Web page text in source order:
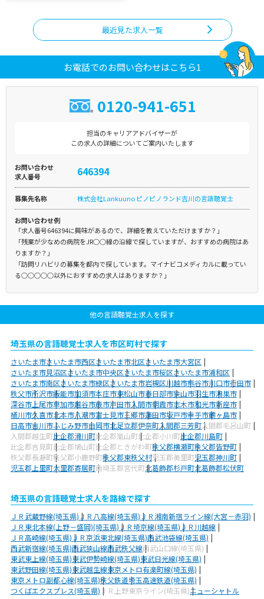
最近見た求人一覧
お電話でのお問い合わせはこちら1
0120-941-651
担当のキャリアアドバイザーが
この求人の詳細についてご案内いたします
お問い合わせ
求人番号
646394
募集先名称 株式会社Lankuuno ピノピノランド吉川の言語聴覚士
お問い合わせ例
「求人番号646394に興味があるので、詳細を教えていただけますか？」
「残業が少なめの病院をJR○○線の沿線で探していますが、おすすめの病院はあ
りますか？」
「訪問リハビリの募集を都内で探しています。マイナビコメディカルに載ってい
る○○○○○以外におすすめの求人はありますか？」
他の言語聴覚士求人を探す
埼玉県の言語聴覚士求人を市区町村で探す
さいたま市さいたま市西区さいたま市北区さいたま市大宮区
さいたま市見沼区さいたま市中央区さいたま市桜区さいたま市浦和区
さいたま市南区さいたま市緑区さいたま市岩槻区川越市熊谷市川口市行田市
秩父市所沢市飯能市加須市本庄市東松山市春日部市狭山市羽生市鴻巣市
深谷市 上尾市草加市越谷市蕨市戸田市入間市朝霞市志木市和光市新座市
桶川市久喜市北本市八潮市富士見市三郷市蓮田市坂戸市幸手市鶴ヶ島市
日高市吉川市ふじみ野市白岡市北足立郡伊奈町入間郡三芳町入間郡毛呂山町
入間郡越生町比企郡滑川町比企郡嵐山町比企郡小川町比企郡川島町
比企郡吉見町比企郡鳩山町比企郡ときがわ町秩父郡横瀬町秩父郡皆野町
秩父郡長瀞町秩父郡小鹿野町秩父郡東秩父村児玉郡美里町児玉郡神川町
児玉郡上里町大里郡寄居町南埼玉郡宮代町北葛飾郡杉戸町北葛飾郡松伏町
埼玉県の言語聴覚士求人を路線で探す
ＪＲ武蔵野線(埼玉県)ＪＲ八高線(埼玉県)ＪＲ湘南新宿ライン線(大宮－赤羽)
ＪＲ東北本線(上野－盛岡)(埼玉県)ＪＲ埼京線(埼玉県)ＪＲ川越線
ＪＲ高崎線(埼玉県)ＪＲ京浜東北線(埼玉県)西武池袋線(埼玉県)
西武新宿線(埼玉県)西武狭山線西武秩父線西武山口線(埼玉県)
東武東上線(埼玉県)東武伊勢崎線(埼玉県)東武日光線(埼玉県)
東武野田線(埼玉県)東武越生線東京メトロ有楽町線(埼玉県)
東京メトロ副都心線(埼玉県)秩父鉄道埼玉高速鉄道(埼玉県)
つくばエクスプレス(埼玉県) ＪＲ上野東京ライン(埼玉県)ニューシャトル